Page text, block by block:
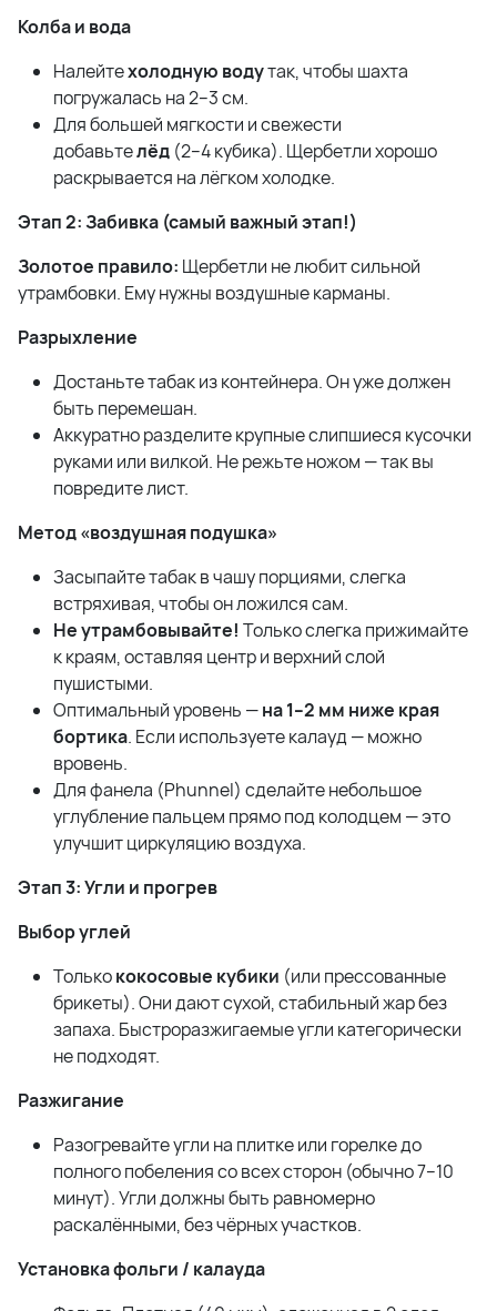
Колба и вода
Налейтехолодную водутак, чтобы шахта
погружалась на 2–3 см.
Для большей мягкости и свежести
добавьтелёд (2–4 кубика). Щербетли хорошо
раскрывается на лёгком холодке.
Этап 2: Забивка (самый важный этап!)
Золотое правило: Щербетли не любит сильной
утрамбовки. Ему нужны воздушные карманы.
Разрыхление
Достаньте табак из контейнера. Он уже должен
быть перемешан.
Аккуратно разделите крупные слипшиеся кусочки
руками или вилкой. Не режьте ножом — так вы
повредите лист.
Метод «воздушная подушка»
Засыпайте табак в чашу порциями, слегка
встряхивая, чтобы он ложился сам.
Не утрамбовывайте! Только слегка прижимайте
к краям, оставляя центр и верхний слой
пушистыми.
Оптимальный уровень —на 1–2 мм ниже края
бортика. Если используете калауд — можно
вровень.
Для фанела (Phunnel) сделайте небольшое
углубление пальцем прямо под колодцем — это
улучшит циркуляцию воздуха.
Этап 3: Угли и прогрев
Выбор углей
Толькококосовые кубики (или прессованные
брикеты). Они дают сухой, стабильный жар без
запаха. Быстроразжигаемые угли категорически
не подходят.
Разжигание
Разогревайте угли на плитке или горелке до
полного побеления со всех сторон (обычно 7–10
минут). Угли должны быть равномерно
раскалёнными, без чёрных участков.
Установка фольги / калауда